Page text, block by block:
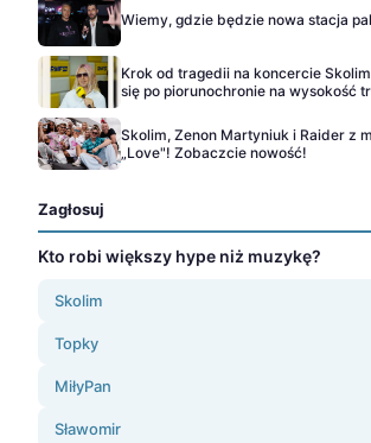
Wiemy, gdzie będzie nowa stacja
Krok od tragedii na koncercie
się po piorunochronie na wysokość
Skolim, Zenon Martyniuk i Raider z
„Love"! Zobaczcie nowość!
Zagłosuj
Kto robi większy hype niż muzykę?
Skolim
Topky
MiłyPan
Sławomir